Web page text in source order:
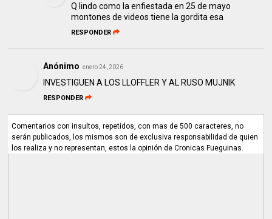
Q lindo como la enfiestada en 25 de mayo
montones de videos tiene la gordita esa
RESPONDER
Anónimo enero 24, 2026
INVESTIGUEN A LOS LLOFFLER Y AL RUSO MUJNIK
RESPONDER
Comentarios con insultos, repetidos, con mas de 500 caracteres, no
serán publicados, los mismos son de exclusiva responsabilidad de quien
los realiza y no representan, estos la opinión de Cronicas Fueguinas.